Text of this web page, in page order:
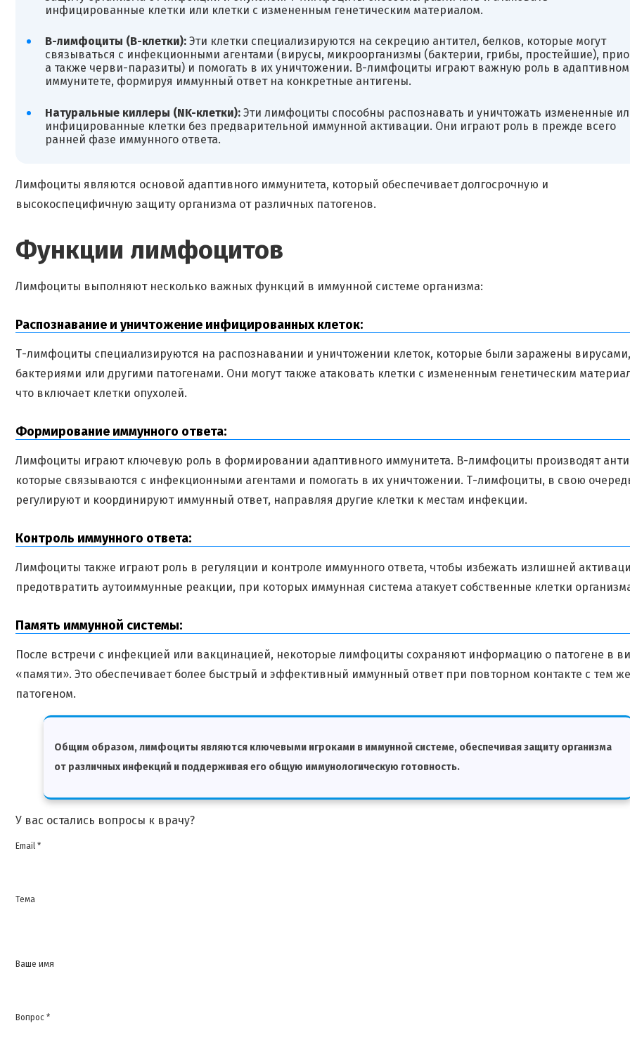
инфицированные клетки или клетки с измененным генетическим материалом.
В-лимфоциты (В-клетки):Эти клетки специализируются на секрецию антител, белков, которые могут
связываться с инфекционными агентами (вирусы, микроорганизмы (бактерии, грибы, простейшие),
а также черви-паразиты) и помогать в их уничтожении. В-лимфоциты играют важную роль в адаптивном
иммунитете, формируя иммунный ответ на конкретные антигены.
Натуральные киллеры (NK-клетки):Эти лимфоциты способны распознавать и уничтожать измененные
инфицированные клетки без предварительной иммунной активации. Они играют роль в прежде всего
ранней фазе иммунного ответа.
Лимфоциты являются основой адаптивного иммунитета, который обеспечивает долгосрочную и
высокоспецифичную защиту организма от различных патогенов.
Функции лимфоцитов
Лимфоциты выполняют несколько важных функций в иммунной системе организма:
Распознавание и уничтожение инфицированных клеток:
Т-лимфоциты специализируются на распознавании и уничтожении клеток, которые были заражены вирусами,
бактериями или другими патогенами. Они могут также атаковать клетки с измененным генетическим
что включает клетки опухолей.
Формирование иммунного ответа:
Лимфоциты играют ключевую роль в формировании адаптивного иммунитета. B-лимфоциты производят
которые связываются с инфекционными агентами и помогать в их уничтожении. Т-лимфоциты, в свою
регулируют и координируют иммунный ответ, направляя другие клетки к местам инфекции.
Контроль иммунного ответа:
Лимфоциты также играют роль в регуляции и контроле иммунного ответа, чтобы избежать излишней
предотвратить аутоиммунные реакции, при которых иммунная система атакует собственные клетки
Память иммунной системы:
После встречи с инфекцией или вакцинацией, некоторые лимфоциты сохраняют информацию о патогене в
«памяти». Это обеспечивает более быстрый и эффективный иммунный ответ при повторном контакте с тем же
патогеном.
Общим образом, лимфоциты являются ключевыми игроками в иммунной системе, обеспечивая защиту организма
от различных инфекций и поддерживая его общую иммунологическую готовность.
У вас остались вопросы к врачу?
Email *
Тема
Ваше имя
Вопрос *